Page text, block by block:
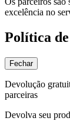
excelência no
Política
Fechar
Devolução
parceiras
Devolva seu